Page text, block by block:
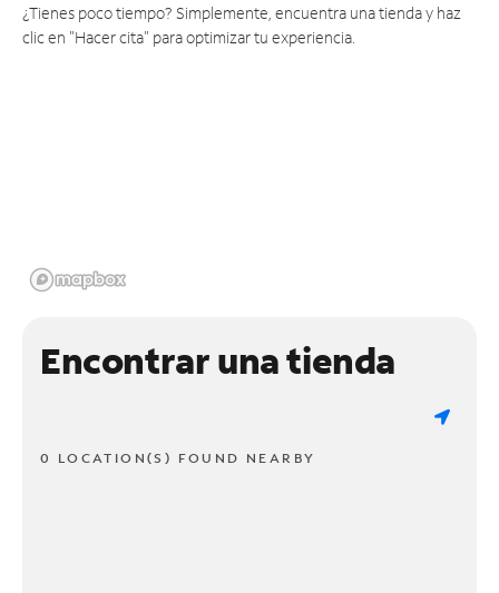
¿Tienes poco tiempo? Simplemente, encuentra una tienda y haz
clic en "Hacer cita" para optimizar tu experiencia.
Encontrar una tienda
0 LOCATION(S) FOUND NEARBY